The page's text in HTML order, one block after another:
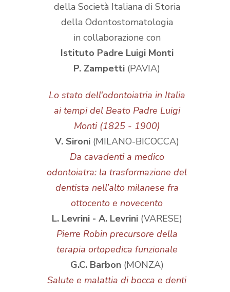
della Società Italiana di Storia
della Odontostomatologia
in collaborazione con
Istituto Padre Luigi Monti
P. Zampetti (PAVIA)
Lo stato dell'odontoiatria in Italia
ai tempi del Beato Padre Luigi
Monti (1825 - 1900)
V. Sironi (MILANO-BICOCCA)
Da cavadenti a medico
odontoiatra: la trasformazione del
dentista nell’alto milanese fra
ottocento e novecento
L. Levrini - A. Levrini(VARESE)
Pierre Robin precursore della
terapia ortopedica funzionale
G.C. Barbon (MONZA)
Salute e malattia di bocca e denti